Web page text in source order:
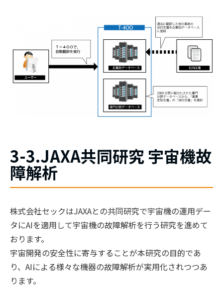
3-3.JAXA共同研究 宇宙機故
障解析
株式会社セックはJAXAとの共同研究で宇宙機の運用デー
タにAIを適用して宇宙機の故障解析を行う研究を進めて
おります。
宇宙開発の安全性に寄与することが本研究の目的であ
り、AIによる様々な機器の故障解析が実用化されつつあ
ります。